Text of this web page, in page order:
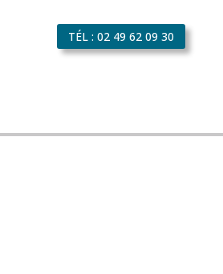
TÉL : 02 49 62 09 30